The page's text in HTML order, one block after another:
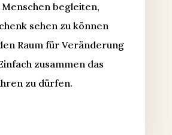
begleiten,
sehen zu können
Raum für Veränderung
zusammen das
zu dürfen.